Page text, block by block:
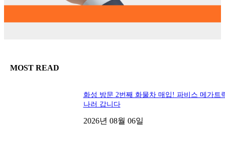
MOST READ
화성 방문 2번째 화물차 매입! 파비스 메가트
나러 갑니다
2026년 08월 06일